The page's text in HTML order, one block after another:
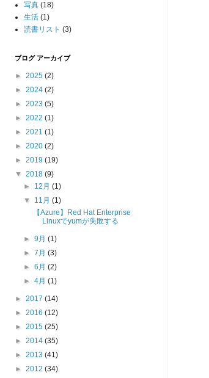
写真 (18)
生活 (1)
読書リスト (3)
ブログ アーカイブ
► 2025 (2)
► 2024 (2)
► 2023 (5)
► 2022 (1)
► 2021 (1)
► 2020 (2)
► 2019 (19)
▼ 2018 (9)
► 12月(1)
▼ 11月(1)
【Azure】Red Hat Enterprise
Linuxでyumが失敗する
►9月(1)
►7月(3)
►6月(2)
►4月(1)
► 2017 (14)
► 2016 (12)
► 2015 (25)
► 2014 (35)
► 2013 (41)
► 2012 (34)